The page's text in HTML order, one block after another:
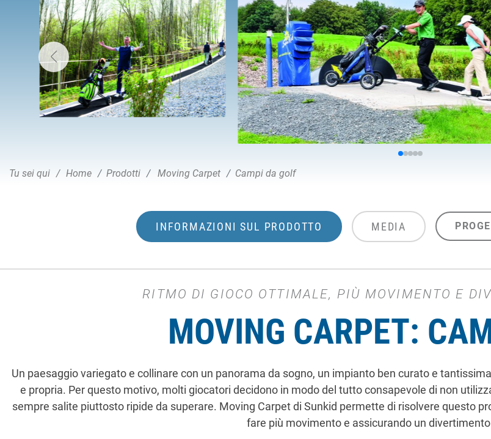
Tu sei qui Home Prodotti Moving Carpet Campi da golf
INFORMAZIONI SUL PRODOTTO MEDIA
RITMO DI GIOCO OTTIMALE, PIÙ MOVIMENTO E
MOVING CARPET:
Un paesaggio variegato e collinare con un panorama da sogno, un impianto ben curato e
e propria. Per questo motivo, molti giocatori decidono in modo del tutto consapevole di non
sempre salite piuttosto ripide da superare. Moving Carpet di Sunkid permette di risolvere questo
fare più movimento e assicurando un